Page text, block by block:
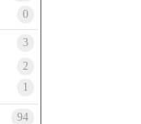
0
3
2
1
94